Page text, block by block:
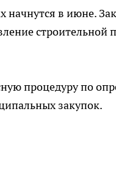
начнутся в июне.
строительной
процедуру по
закупок.